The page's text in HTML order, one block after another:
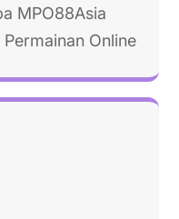
MPO88Asia
Online